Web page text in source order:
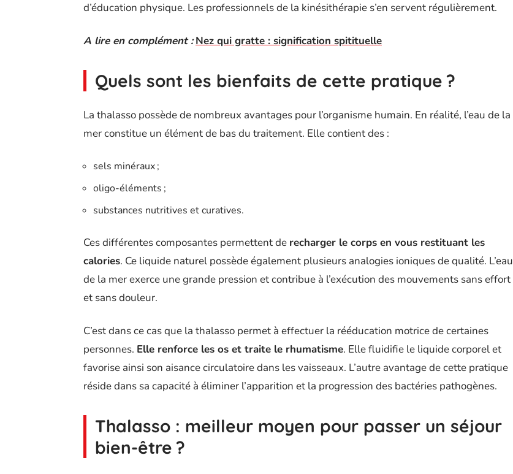
d’éducation physique. Les professionnels de la kinésithérapie s’en servent régulièrement.
A lire en complément : Nez qui gratte : signification spitituelle
Quels sont les bienfaits de cette pratique ?
La thalasso possède de nombreux avantages pour l’organisme humain. En réalité, l’eau de la
mer constitue un élément de bas du traitement. Elle contient des :
sels minéraux ;
oligo-éléments ;
substances nutritives et curatives.
Ces différentes composantes permettent de recharger le corps en vous restituant les
calories. Ce liquide naturel possède également plusieurs analogies ioniques de qualité. L’eau
de la mer exerce une grande pression et contribue à l’exécution des mouvements sans effort
et sans douleur.
C’est dans ce cas que la thalasso permet à effectuer la rééducation motrice de certaines
personnes. Elle renforce les os et traite le rhumatisme. Elle fluidifie le liquide corporel et
favorise ainsi son aisance circulatoire dans les vaisseaux. L’autre avantage de cette pratique
réside dans sa capacité à éliminer l’apparition et la progression des bactéries pathogènes.
Thalasso : meilleur moyen pour passer un séjour
bien-être ?